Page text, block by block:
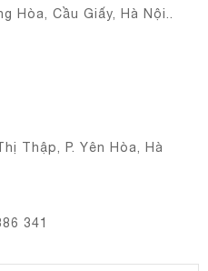
Hòa, Cầu Giấy, Hà Nội..
Thập, P. Yên Hòa, Hà
341